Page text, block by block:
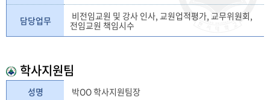
담당업무
비전임교원 및 강사 인사, 교원업적평가, 교무위원회,
전임교원 책임시수
학사지원팀
성명
박OO 학사지원팀장